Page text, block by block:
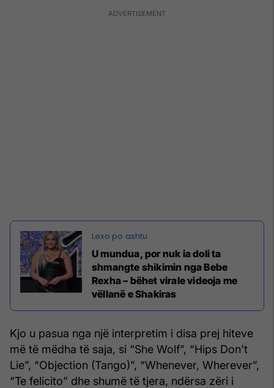
U mundua, por nuk ia doli ta
shmangte shikimin nga Bebe
Rexha – bëhet virale videoja me
vëllanë e Shakiras
Kjo u pasua nga një interpretim i disa prej hiteve
më të mëdha të saja, si “She Wolf”, “Hips Don't
Lie”, “Objection (Tango)”, “Whenever, Wherever”,
“Te felicito” dhe shumë të tjera, ndërsa zëri i